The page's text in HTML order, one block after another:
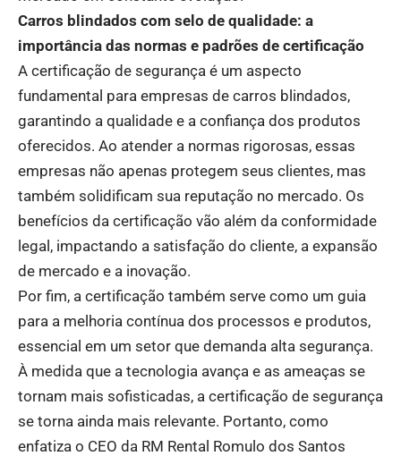
Carros blindados com selo de qualidade: a
importância das normas e padrões de certificação
A certificação de segurança é um aspecto
fundamental para empresas de carros blindados,
garantindo a qualidade e a confiança dos produtos
oferecidos. Ao atender a normas rigorosas, essas
empresas não apenas protegem seus clientes, mas
também solidificam sua reputação no mercado. Os
benefícios da certificação vão além da conformidade
legal, impactando a satisfação do cliente, a expansão
de mercado e a inovação.
Por fim, a certificação também serve como um guia
para a melhoria contínua dos processos e produtos,
essencial em um setor que demanda alta segurança.
À medida que a tecnologia avança e as ameaças se
tornam mais sofisticadas, a certificação de segurança
se torna ainda mais relevante. Portanto, como
enfatiza o CEO da RM Rental Romulo dos Santos